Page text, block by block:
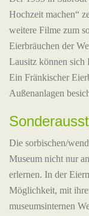
Hochzeit machen“
weitere Filme zum
Eierbräuchen der
Lausitz können sich
Ein Fränkischer
Außenanlagen
Die sorbischen/
Museum nicht nur
erlernen. In der
Möglichkeit, mit
museumsinternen